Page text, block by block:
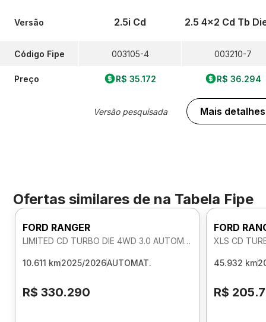
Versão
Código Fipe
Preço
2.5i Cd
003105-4
R$ 35.172
Versão pesquisada
2.5 4x2 Cd Tb
003210-7
R$ 36.294
Mais detalhes
Ofertas similares de na Tabela Fipe
FORD RANGER
LIMITED CD TURBO DIE 4WD 3.0 AUTOMATICO
10.611 km2025/2026AUTOMAT.
R$ 330.290
FORD
XLS CD
45.932 km
R$